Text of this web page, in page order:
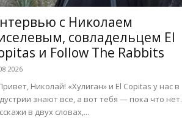
с Николаем
совладельцем El
и Follow The Rabbits
Николай! «Хулиган» и El Copitas у нас в
знают все, а вот тебя — пока что нет.
в двух словах,...